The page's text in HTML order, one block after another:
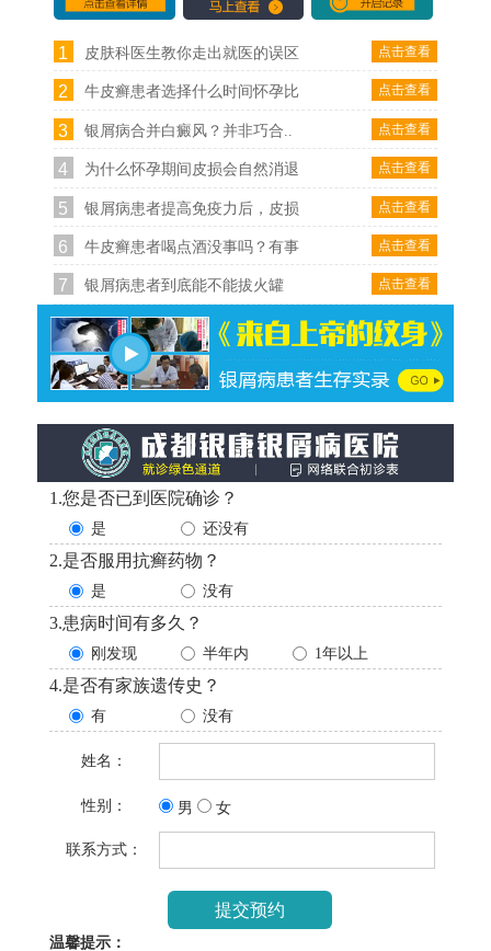
1 点击查看
皮肤科医生教你走出就医的误区
2 点击查看
牛皮癣患者选择什么时间怀孕比
3 点击查看
银屑病合并白癜风？并非巧合..
4 点击查看
为什么怀孕期间皮损会自然消退
5 点击查看
银屑病患者提高免疫力后，皮损
6 点击查看
牛皮癣患者喝点酒没事吗？有事
7 点击查看
银屑病患者到底能不能拔火罐
1.您是否已到医院确诊？
是 还没有
2.是否服用抗癣药物？
是 没有
3.患病时间有多久？
刚发现 半年内 1年以上
4.是否有家族遗传史？
有 没有
姓名：
性别： 男 女
联系方式：
温馨提示：